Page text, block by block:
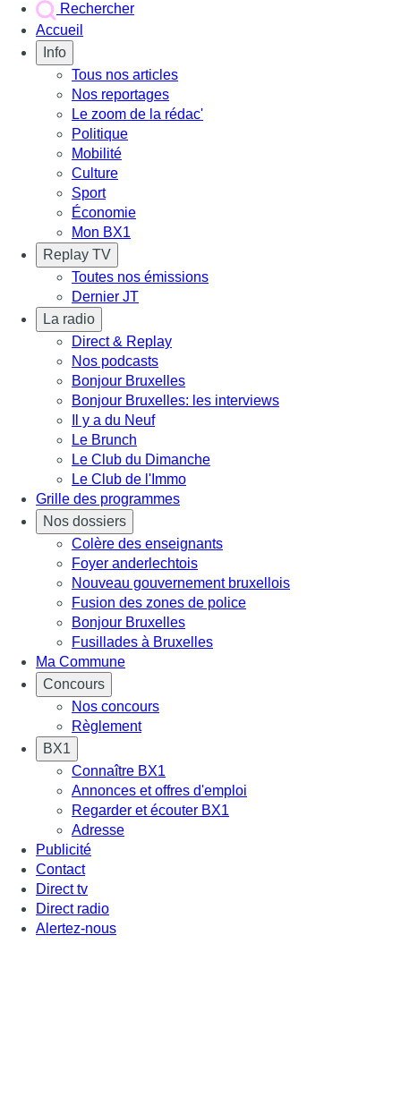
Rechercher
Accueil
Info
Tous nos articles
Nos reportages
Le zoom de la rédac'
Politique
Mobilité
Culture
Sport
Économie
Mon BX1
Replay TV
Toutes nos émissions
Dernier JT
La radio
Direct & Replay
Nos podcasts
Bonjour Bruxelles
Bonjour Bruxelles: les interviews
Il y a du Neuf
Le Brunch
Le Club du Dimanche
Le Club de l'Immo
Grille des programmes
Nos dossiers
Colère des enseignants
Foyer anderlechtois
Nouveau gouvernement bruxellois
Fusion des zones de police
Bonjour Bruxelles
Fusillades à Bruxelles
Ma Commune
Concours
Nos concours
Règlement
BX1
Connaître BX1
Annonces et offres d'emploi
Regarder et écouter BX1
Adresse
Publicité
Contact
Direct tv
Direct radio
Alertez-nous